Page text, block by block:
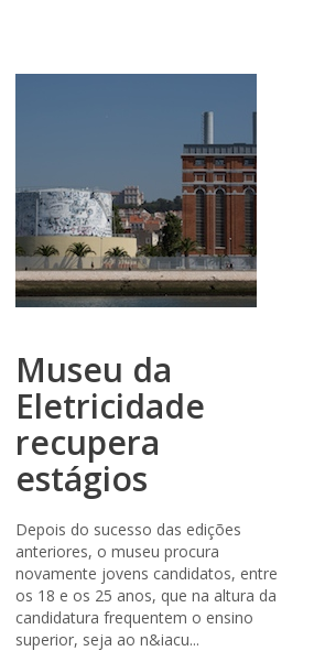
Museu da
Eletricidade
recupera
estágios
Depois do sucesso das edições
anteriores, o museu procura
novamente jovens candidatos, entre
os 18 e os 25 anos, que na altura da
candidatura frequentem o ensino
superior, seja ao n&iacu...